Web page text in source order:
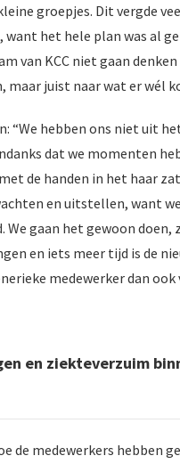
groepjes. Dit vergde
want het hele plan was al
van KCC niet gaan denken
maar juist naar wat er wél
“We hebben ons niet uit
dat we momenten
de handen in het haar
en uitstellen, want
We gaan het gewoon doen,
en iets meer tijd is de
medewerker dan ook
en ziekteverzuim
de medewerkers hebben